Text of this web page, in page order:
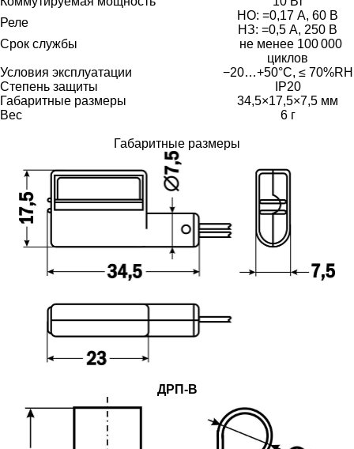
Реле
НО: =0,17 А, 60 В
НЗ: =0,5 А, 250 В
Срок службы
не менее 100 000
циклов
Условия эксплуатации
−20…+50°С, ≤ 70%RH
Степень защиты
IP20
Габаритные размеры
34,5×17,5×7,5 мм
Вес
6 г
Габаритные размеры
ДРП-В